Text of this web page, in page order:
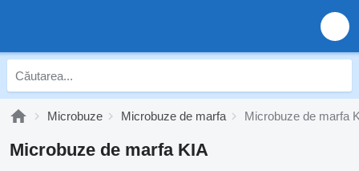
Microbuze Microbuze de marfa Microbuze de marfa
Microbuze de marfa KIA